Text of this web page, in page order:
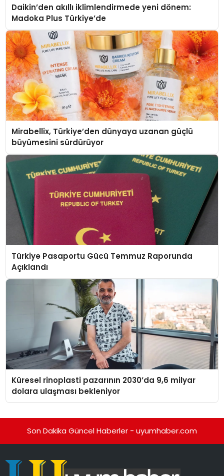
Daikin’den akıllı iklimlendirmede yeni dönem:
Madoka Plus Türkiye’de
Mirabellix, Türkiye’den dünyaya uzanan güçlü
büyümesini sürdürüyor
Türkiye Pasaportu Gücü Temmuz Raporunda
Açıklandı
Küresel rinoplasti pazarının 2030’da 9,6 milyar
dolara ulaşması bekleniyor
Son Dakika Güncel Haberler - uyumhaber.com